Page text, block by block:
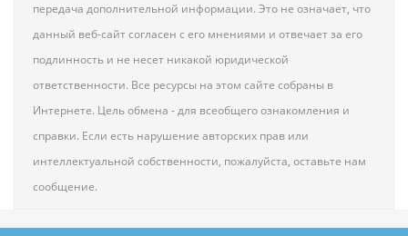
передача дополнительной информации. Это не означает, что
данный веб-сайт согласен с его мнениями и отвечает за его
подлинность и не несет никакой юридической
ответственности. Все ресурсы на этом сайте собраны в
Интернете. Цель обмена - для всеобщего ознакомления и
справки. Если есть нарушение авторских прав или
интеллектуальной собственности, пожалуйста, оставьте нам
сообщение.